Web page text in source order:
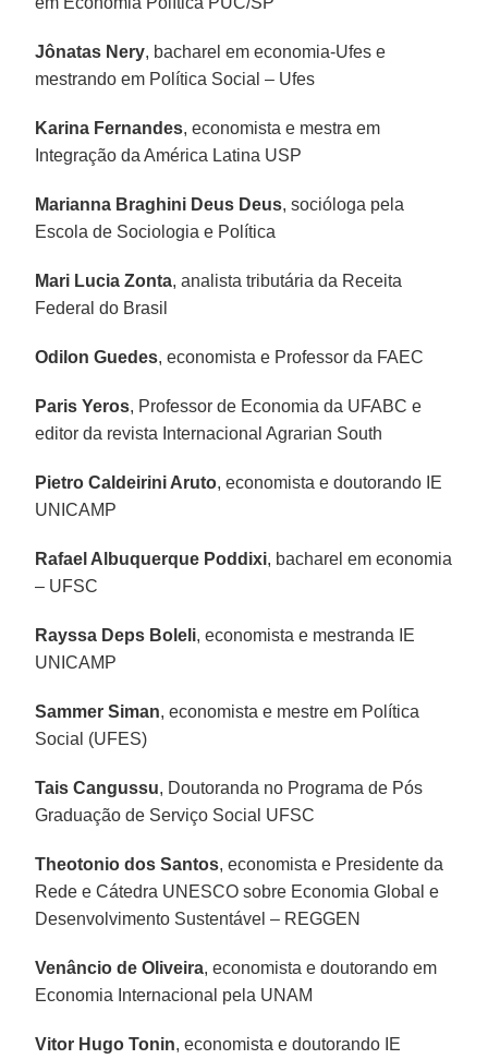
Jônatas Nery, bacharel em economia-Ufes e
mestrando em Política Social – Ufes
Karina Fernandes, economista e mestra em
Integração da América Latina USP
Marianna Braghini Deus Deus, socióloga pela
Escola de Sociologia e Política
Mari Lucia Zonta, analista tributária da Receita
Federal do Brasil
Odilon Guedes, economista e Professor da FAEC
Paris Yeros, Professor de Economia da UFABC e
editor da revista Internacional Agrarian South
Pietro Caldeirini Aruto, economista e doutorando IE
UNICAMP
Rafael Albuquerque Poddixi, bacharel em economia
– UFSC
Rayssa Deps Boleli, economista e mestranda IE
UNICAMP
Sammer Siman, economista e mestre em Política
Social (UFES)
Tais Cangussu, Doutoranda no Programa de Pós
Graduação de Serviço Social UFSC
Theotonio dos Santos, economista e Presidente da
Rede e Cátedra UNESCO sobre Economia Global e
Desenvolvimento Sustentável – REGGEN
Venâncio de Oliveira, economista e doutorando em
Economia Internacional pela UNAM
Vitor Hugo Tonin, economista e doutorando IE